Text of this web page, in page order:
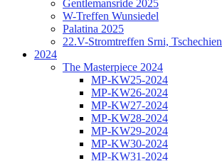
Gentlemansride 2025
W-Treffen Wunsiedel
Palatina 2025
22.V-Stromtreffen Srni, Tschechien
2024
The Masterpiece 2024
MP-KW25-2024
MP-KW26-2024
MP-KW27-2024
MP-KW28-2024
MP-KW29-2024
MP-KW30-2024
MP-KW31-2024